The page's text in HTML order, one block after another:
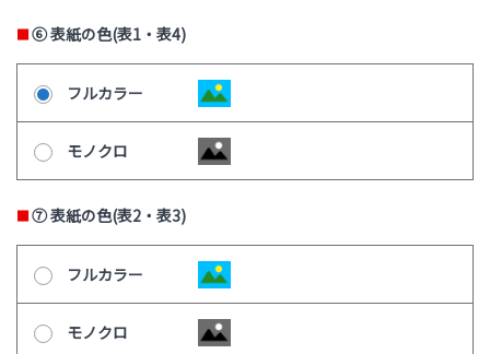
⑥表紙の色(表1・表4)
フルカラー
モノクロ
⑦表紙の色(表2・表3)
フルカラー
モノクロ